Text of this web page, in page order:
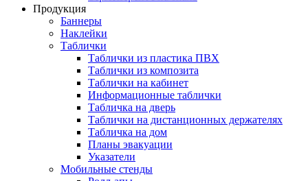
Продукция
Баннеры
Наклейки
Таблички
Таблички из пластика ПВХ
Таблички из композита
Таблички на кабинет
Информационные таблички
Табличка на дверь
Таблички на дистанционных держателях
Табличка на дом
Планы эвакуации
Указатели
Мобильные стенды